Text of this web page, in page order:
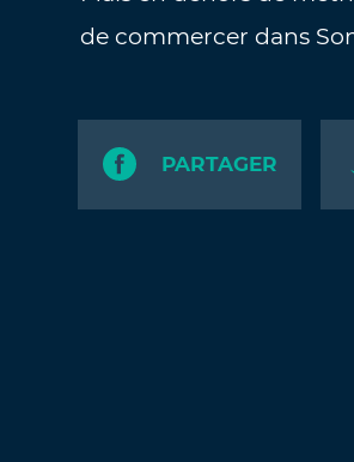
de commercer dans
PARTAGER